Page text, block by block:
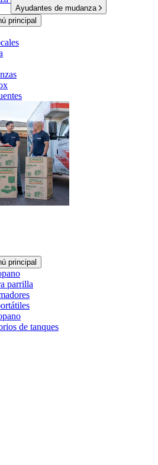
Ayudantes de mudanza
principal
principal
parrilla
de tanques